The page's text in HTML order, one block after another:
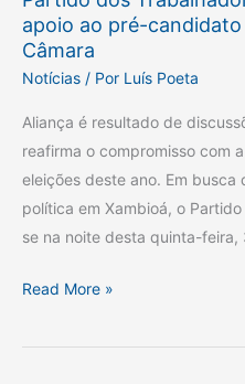
apoio ao pré-
Câmara
Notícias / Por Luís Poeta
Aliança é resultado de
reafirma o compromisso com
eleições deste ano. Em
política em Xambioá, o
se na noite desta quinta-feira,
Câmara
Read More »